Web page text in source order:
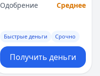
Одобрение
Среднее
Быстрые деньги Срочно
Получить деньги